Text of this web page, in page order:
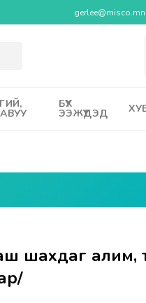
gerlee@misco.mn
БҮХ
ЭЭЖҮҮДЭД
шахдаг алим,